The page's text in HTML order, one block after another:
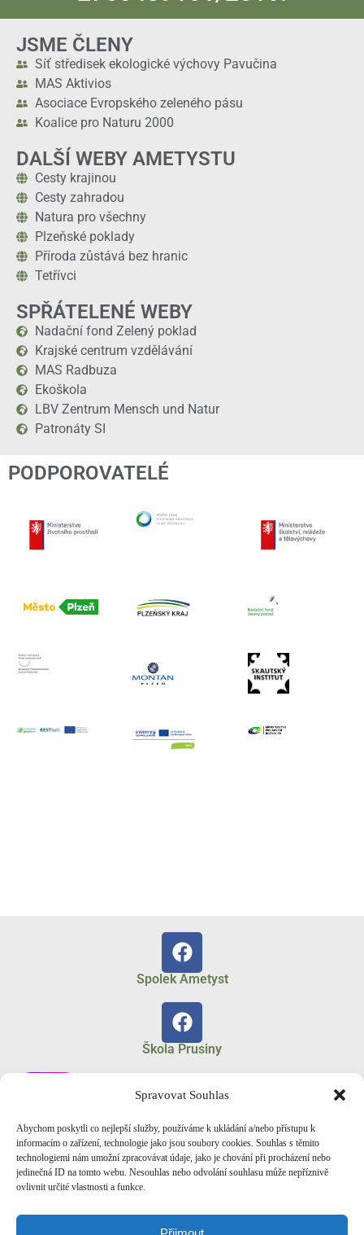
Spravovat Souhlas
Abychom poskytli co nejlepší služby, používáme k ukládání a/nebo přístupu k
informacím o zařízení, technologie jako jsou soubory cookies. Souhlas s těmito
technologiemi nám umožní zpracovávat údaje, jako je chování při procházení nebo
jedinečná ID na tomto webu. Nesouhlas nebo odvolání souhlasu může nepříznivě
ovlivnit určité vlastnosti a funkce.
JSME ČLENY
Síť středisek ekologické výchovy Pavučina
MAS Aktivios
Asociace Evropského zeleného pásu
Koalice pro Naturu 2000
DALŠÍ WEBY AMETYSTU
Cesty krajinou
Cesty zahradou
Natura pro všechny
Plzeňské poklady
Příroda zůstává bez hranic
Tetřívci
SPŘÁTELENÉ WEBY
Nadační fond Zelený poklad
Krajské centrum vzdělávání
MAS Radbuza
Ekoškola
LBV Zentrum Mensch und Natur
Patronáty SI
PODPOROVATELÉ
Spolek Ametyst
Škola Prusiny
Spolek Ametyst
Fotogalerie Zonerama